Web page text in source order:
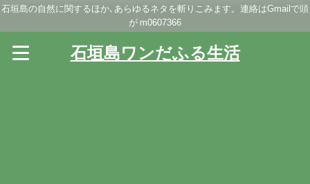
石垣島の自然に関するほか､あらゆるネタを斬りこみます。連絡はGmailで頭
が m0607366
石垣島ワンだふる生活